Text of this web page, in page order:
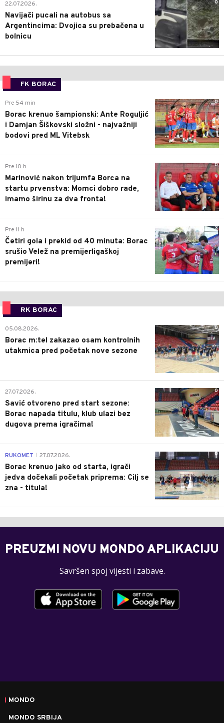
0
22.07.2026.
Navijači pucali na autobus sa
Argentincima: Dvojica su prebačena u
bolnicu
FK BORAC
0
Pre 54 min
Borac krenuo šampionski: Ante Roguljić
i Damjan Šiškovski složni - najvažniji
bodovi pred ML Vitebsk
0
Pre 10 h
Marinović nakon trijumfa Borca na
startu prvenstva: Momci dobro rade,
imamo širinu za dva fronta!
3
Pre 11 h
Četiri gola i prekid od 40 minuta: Borac
srušio Velež na premijerligaškoj
premijeri!
RK BORAC
0
05.08.2026.
Borac m:tel zakazao osam kontrolnih
utakmica pred početak nove sezone
0
27.07.2026.
Savić otvoreno pred start sezone:
Borac napada titulu, klub ulazi bez
dugova prema igračima!
0
RUKOMET 27.07.2026.
Borac krenuo jako od starta, igrači
jedva dočekali početak priprema: Cilj se
zna - titula!
PREUZMI NOVU MONDO APLIKACIJU
Savršen spoj vijesti i zabave.
MONDO
MONDO SRBIJA